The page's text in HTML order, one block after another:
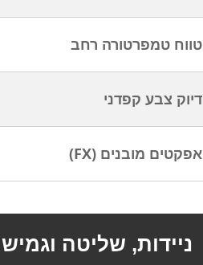
טווח טמפרטורה רחב
דיוק צבע קפדני
אפקטים מובנים (FX)
ניידות, שליטה